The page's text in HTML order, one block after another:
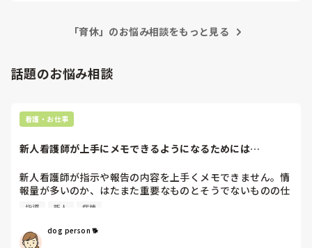
派遣ナースさんがきてますが、しがらみもないし、当日欠勤が
う通りにいかないのが育児です。
「育休」のお悩み相談をもっと見る
話題のお悩み相談
看護・お仕事
新人看護師が上手にメモできるようになるためには…
新人看護師が指示や報告の内容を上手くメモできません。情
報量が多いのか、はたまた重要なものとそうでないものの仕
分けができないのか…  肝心な事柄を逃してしまいます。何
示・報告するよう皆で努力しています。
指導 新人 病棟
dog person 🐕